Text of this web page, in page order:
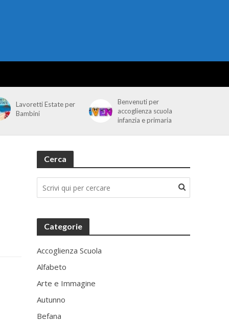
Lavoretti Estate per
Bambini
Benvenuti per
accoglienza scuola
infanzia e primaria
Cerca
Categorie
Accoglienza Scuola
Alfabeto
Arte e Immagine
Autunno
Befana